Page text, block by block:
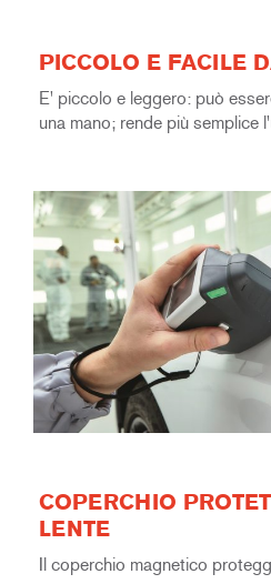
PICCOLO E FACILE
E' piccolo e leggero: può
una mano; rende più semplice
COPERCHIO
LENTE
Il coperchio magnetico